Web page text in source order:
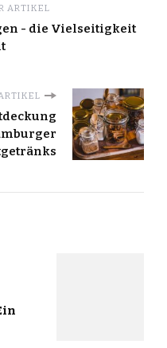
ARTIKEL
- die Vielseitigkeit